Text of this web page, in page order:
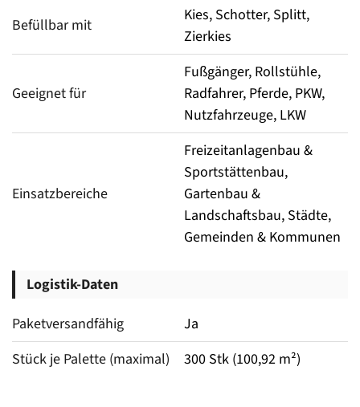
Befüllbar mit
Kies, Schotter, Splitt,
Zierkies
Geeignet für
Fußgänger, Rollstühle,
Radfahrer, Pferde, PKW,
Nutzfahrzeuge, LKW
Einsatzbereiche
Freizeitanlagenbau &
Sportstättenbau,
Gartenbau &
Landschaftsbau, Städte,
Gemeinden & Kommunen
Logistik-Daten
Paketversandfähig
Ja
Stück je Palette (maximal)
300 Stk (100,92 m²)